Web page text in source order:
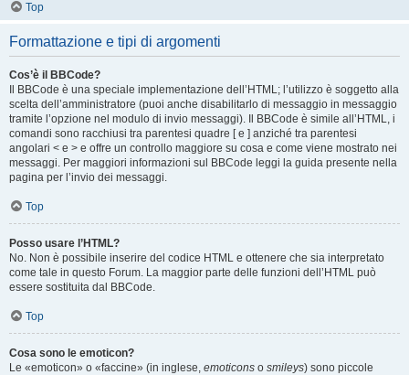
Top
Formattazione e tipi di argomenti
Cos’è il BBCode?
Il BBCode è una speciale implementazione dell’HTML; l’utilizzo è soggetto alla
scelta dell’amministratore (puoi anche disabilitarlo di messaggio in messaggio
tramite l’opzione nel modulo di invio messaggi). Il BBCode è simile all’HTML, i
comandi sono racchiusi tra parentesi quadre [ e ] anziché tra parentesi
angolari < e > e offre un controllo maggiore su cosa e come viene mostrato nei
messaggi. Per maggiori informazioni sul BBCode leggi la guida presente nella
pagina per l’invio dei messaggi.
Top
Posso usare l’HTML?
No. Non è possibile inserire del codice HTML e ottenere che sia interpretato
come tale in questo Forum. La maggior parte delle funzioni dell’HTML può
essere sostituita dal BBCode.
Top
Cosa sono le emoticon?
Le «emoticon» o «faccine» (in inglese, emoticons o smileys) sono piccole